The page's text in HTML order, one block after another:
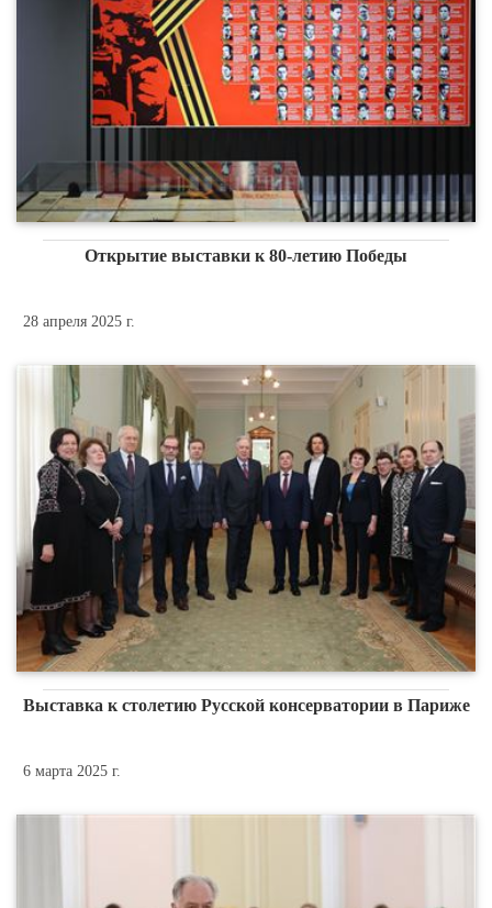
Открытие выставки к 80-летию Победы
28 апреля 2025 г.
Выставка к столетию Русской консерватории в Париже
6 марта 2025 г.